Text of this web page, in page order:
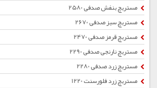
مستربچ بنفش صدفی 2580
مستربچ سبز صدفی 2670
مستربچ قرمز صدفی 2470
مستربچ نارنجی صدفی 2290
مستربچ زرد صدفی 2280
مستربچ زرد فلورسنت 1220